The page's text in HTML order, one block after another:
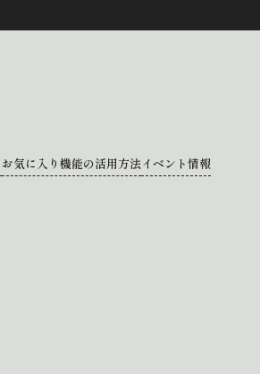
お気に入り機能の活用方法イベント情報